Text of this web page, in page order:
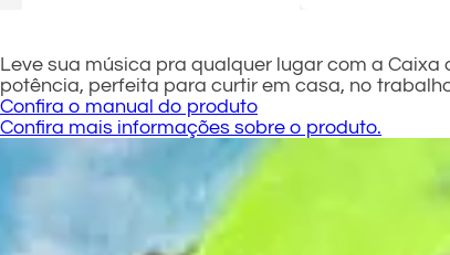
Leve sua música pra qualquer lugar com a
potência, perfeita para curtir em casa, no
Confira o manual do produto
Confira mais informações sobre o produto.